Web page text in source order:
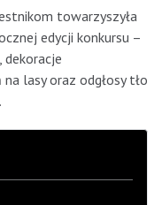
towarzyszyła
edycji konkursu –
lasy oraz odgłosy tło